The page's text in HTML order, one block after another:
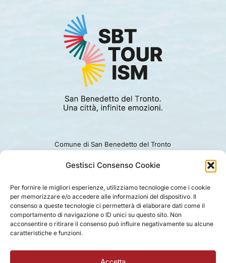
Gestisci Consenso Cookie
Per fornire le migliori esperienze, utilizziamo tecnologie come i cookie
per memorizzare e/o accedere alle informazioni del dispositivo. Il
consenso a queste tecnologie ci permetterà di elaborare dati come il
comportamento di navigazione o ID unici su questo sito. Non
acconsentire o ritirare il consenso può influire negativamente su alcune
caratteristiche e funzioni.
Comune di San Benedetto del Tronto
Ufficio turismo: 0735.794229
PRIVACY |COOKIE | LEGAL |DISCLAIMER